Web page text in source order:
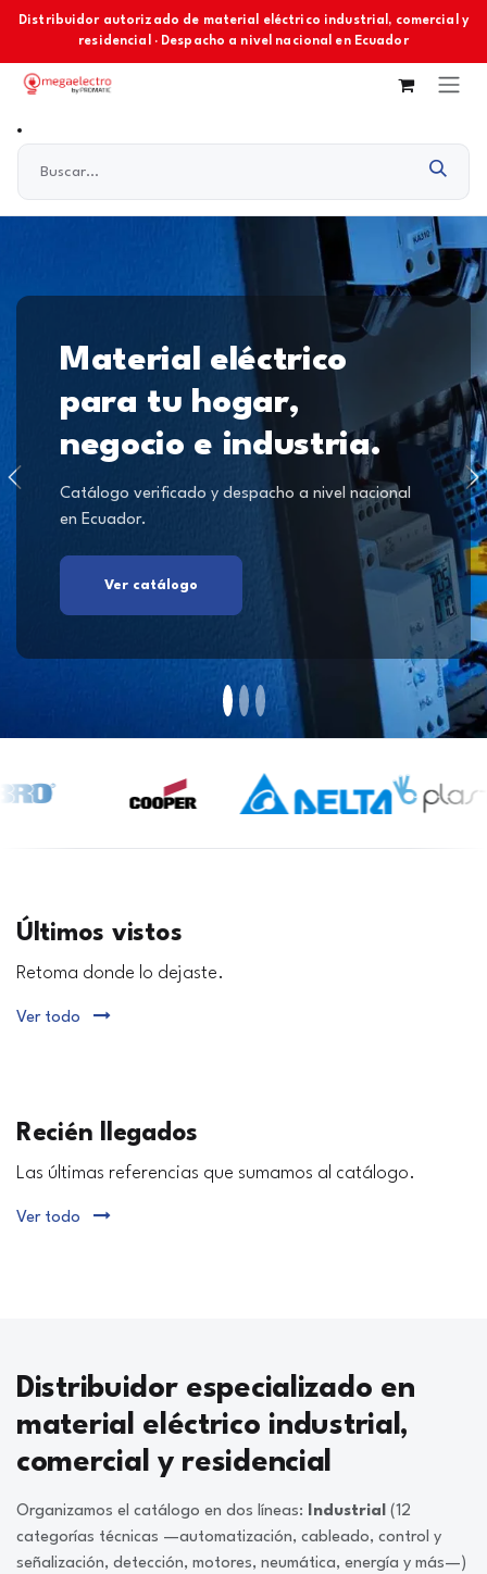
Ir al contenido
Distribuidor autorizado de material eléctrico industrial, comercial y
residencial · Despacho a nivel nacional en Ecuador
Material eléctrico
para tu hogar,
negocio e industria.
Catálogo verificado y despacho a nivel nacional
en Ecuador.
Ver catálogo
Últimos vistos
Retoma donde lo dejaste.
Ver todo
Recién llegados
Las últimas referencias que sumamos al catálogo.
Ver todo
Distribuidor especializado en
material eléctrico industrial,
comercial y residencial
Organizamos el catálogo en dos líneas: Industrial (12
categorías técnicas —automatización, cableado, control y
señalización, detección, motores, neumática, energía y más—)